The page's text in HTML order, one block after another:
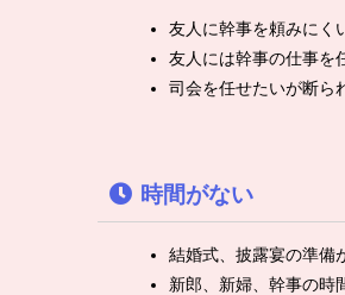
友人に幹事を頼みにく
友人には幹事の仕事を
司会を任せたいが断ら
時間がない
結婚式、披露宴の準備
新郎、新婦、幹事の時